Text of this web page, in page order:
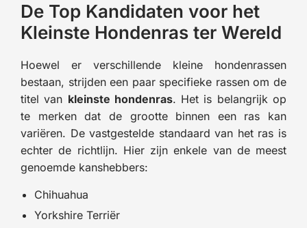
De Top Kandidaten voor het
Kleinste Hondenras ter Wereld
Hoewel er verschillende kleine hondenrassen
bestaan, strijden een paar specifieke rassen om de
titel van kleinste hondenras. Het is belangrijk op
te merken dat de grootte binnen een ras kan
variëren. De vastgestelde standaard van het ras is
echter de richtlijn. Hier zijn enkele van de meest
genoemde kanshebbers:
Chihuahua
Yorkshire Terriër